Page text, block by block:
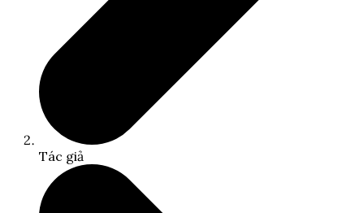
Tác giả